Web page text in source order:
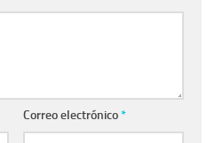
Correo electrónico*